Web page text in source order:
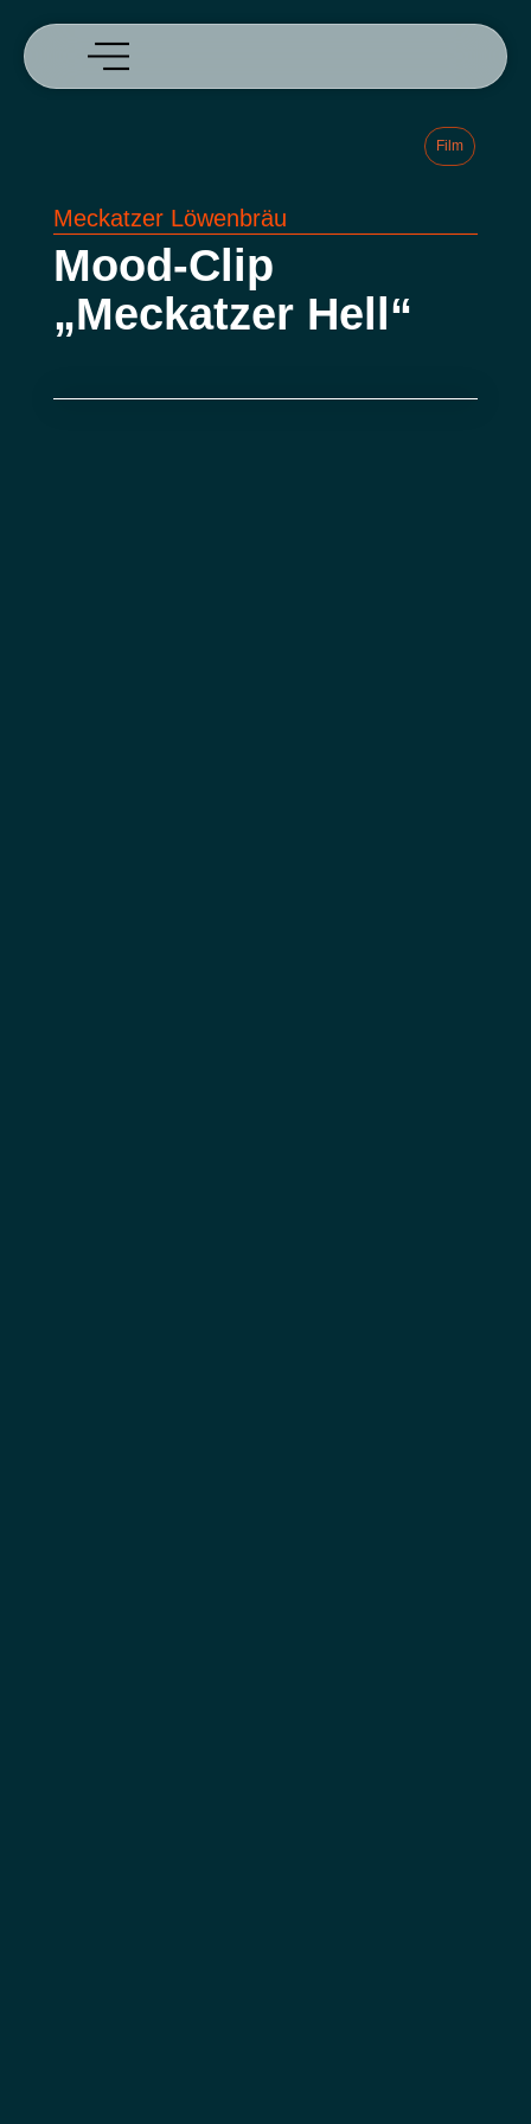
Meckatzer Löwenbräu
Film
Mood-Clip
„Meckatzer Hell“